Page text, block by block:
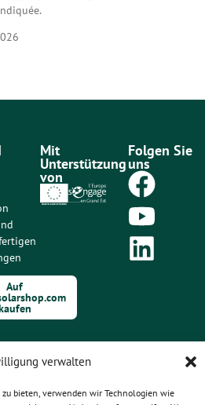
verwalten
bieten, verwenden wir Technologien wie
Auf
Mit
Unterstützung
von
Folgen Sie
uns